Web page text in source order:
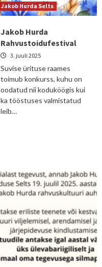
Jakob Hurda Selts
Jakob Hurda
Rahvustoidufestival
3. juuli 2025
Suvise ürituse raames
toimub konkurss, kuhu on
oodatud nii koduköögis kui
ka tööstuses valmistatud
leib…